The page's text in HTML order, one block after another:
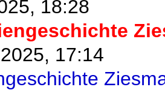
18:28
17:14